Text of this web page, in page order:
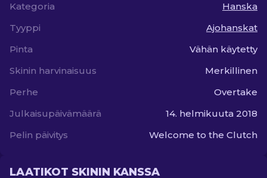
Kategoria
Hanska
Tyyppi
Ajohanskat
Pinta
Vähän käytetty
Skinin harvinaisuus
Merkillinen
Perhe
Overtake
Julkaisupäivämäärä
14. helmikuuta 2018
Pelin päivitys
Welcome to the Clutch
LAATIKOT SKININ KANSSA